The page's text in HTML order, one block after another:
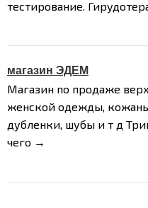
тестирование.
магазин ЭДЕМ
Магазин по продаже
женской одежды,
дубленки, шубы и т д
чего →